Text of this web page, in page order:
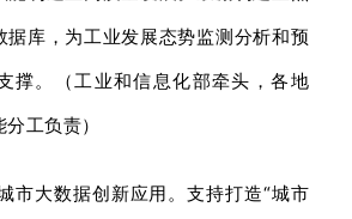
据库，为工业发展态势监测分析和预
撑。（工业和信息化部牵头，各地
工负责）
市大数据创新应用。支持打造“城市